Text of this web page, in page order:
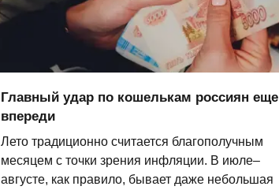
Главный удар по кошелькам россиян еще
впереди
Лето традиционно считается благополучным
месяцем с точки зрения инфляции. В июле–
августе, как правило, бывает даже небольшая